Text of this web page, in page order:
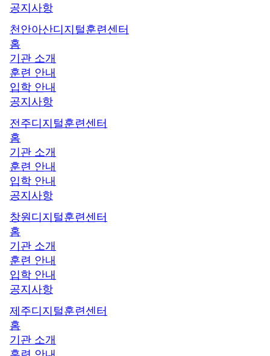
공지사항
천안아산디지털훈련센터
홈
기관 소개
훈련 안내
입학 안내
공지사항
전주디지털훈련센터
홈
기관 소개
훈련 안내
입학 안내
공지사항
창원디지털훈련센터
홈
기관 소개
훈련 안내
입학 안내
공지사항
제주디지털훈련센터
홈
기관 소개